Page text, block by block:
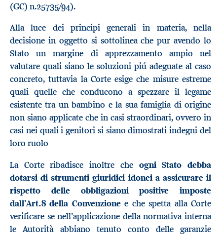
(GC) n.25735/94).
Alla luce dei principi generali in materia, nella
decisione in oggetto si sottolinea che pur avendo lo
Stato un margine di apprezzamento ampio nel
valutare quali siano le soluzioni piú adeguate al caso
concreto, tuttavia la Corte esige che misure estreme
quali quelle che conducono a spezzare il legame
esistente tra un bambino e la sua famiglia di origine
non siano applicate che in casi straordinari, ovvero in
casi nei quali i genitori si siano dimostrati indegni del
loro ruolo
La Corte ribadisce inoltre che ogni Stato debba
dotarsi di strumenti giuridici idonei a assicurare il
rispetto delle obbligazioni positive imposte
dall’Art.8della Convenzionee che spetta alla Corte
verificare se nell’applicazione della normativa interna
le Autorità abbiano tenuto conto delle garanzie